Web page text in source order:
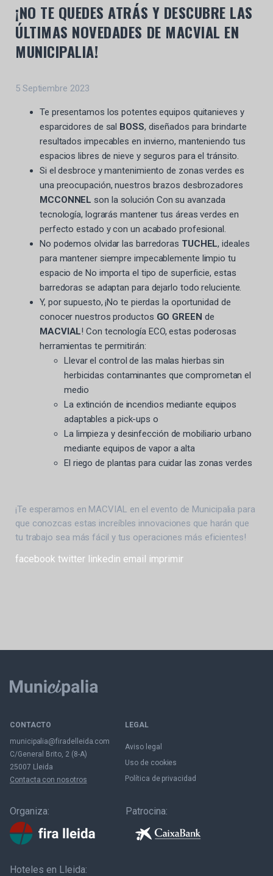
¡NO TE QUEDES ATRÁS Y DESCUBRE LAS
ÚLTIMAS NOVEDADES DE MACVIAL EN
MUNICIPALIA!
5 Septiembre 2023
Te presentamos los potentes equipos quitanieves y
esparcidores de sal BOSS, diseñados para brindarte
resultados impecables en invierno, manteniendo tus
espacios libres de nieve y seguros para el tránsito.
Si el desbroce y mantenimiento de zonas verdes es
una preocupación, nuestros brazos desbrozadores
MCCONNEL son la solución Con su avanzada
tecnología, lograrás mantener tus áreas verdes en
perfecto estado y con un acabado profesional.
No podemos olvidar las barredoras TUCHEL, ideales
para mantener siempre impecablemente limpio tu
espacio de No importa el tipo de superficie, estas
barredoras se adaptan para dejarlo todo reluciente.
Y, por supuesto, ¡No te pierdas la oportunidad de
conocer nuestros productos GO GREEN de
MACVIAL! Con tecnología ECO, estas poderosas
herramientas te permitirán:
Llevar el control de las malas hierbas sin
herbicidas contaminantes que comprometan el
medio
La extinción de incendios mediante equipos
adaptables a pick-ups o
La limpieza y desinfección de mobiliario urbano
mediante equipos de vapor a alta
El riego de plantas para cuidar las zonas verdes
¡Te esperamos en MACVIAL en el evento de Municipalia para
que conozcas estas increíbles innovaciones que harán que
tu trabajo sea más fácil y tus operaciones más eficientes!
facebook twitter linkedin email imprimir
CONTACTO
municipalia@firadelleida.com
C/General Brito, 2 (8-A)
25007 Lleida
Contacta con nosotros
LEGAL
Aviso legal
Uso de cookies
Política de privacidad
Organiza: Patrocina:
Hoteles en Lleida: